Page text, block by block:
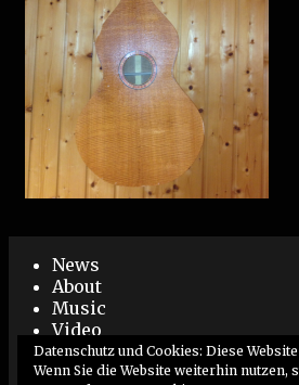
News
About
Music
Video
Live
Booking / Impressum
Datenschutz und Cookies: Diese
Wenn Sie die Website weiterhin nutzen,